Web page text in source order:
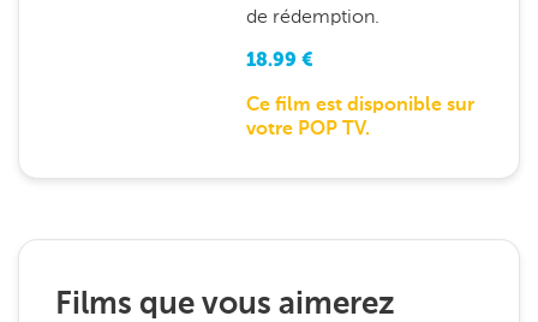
de rédemption.
18.99 €
Ce film est disponible sur
votre POP TV.
Films que vous aimerez